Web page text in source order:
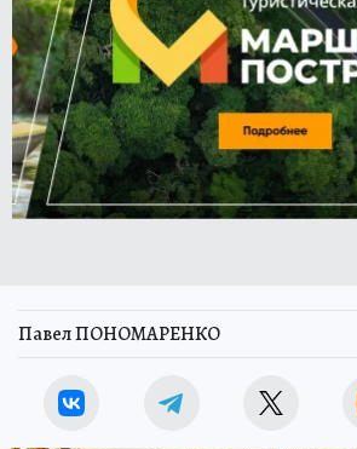
Павел ПОНОМАРЕНКО